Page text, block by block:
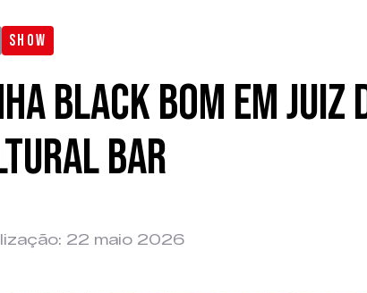
SHOW
Black Bom em Juiz
Bar
22 maio 2026